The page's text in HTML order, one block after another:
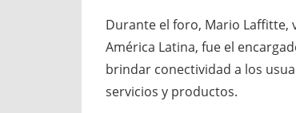
Durante el foro, Mario Laffitte,
América Latina, fue el
brindar conectividad a los
servicios y productos.